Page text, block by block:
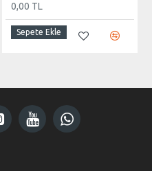
0,00 TL
Sepete Ekle